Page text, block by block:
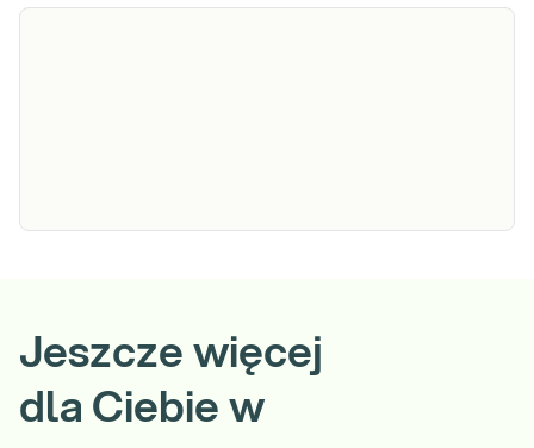
mężczyzn
hormonalnych powodujących: niepłodność,
zaburzenia erekcji, spadek popędu
osteoporozę, wahania masy ciała, chwiejność
Sprawdź
Jeszcze więcej
dla Ciebie w